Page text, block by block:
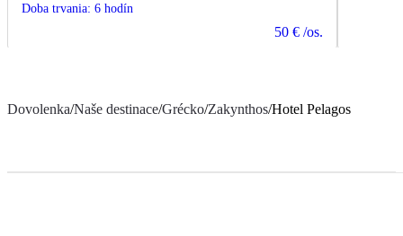
Doba trvania: 6 hodín
50 € /os.
Dovolenka/Naše destinace/Grécko/Zakynthos/Hotel Pelagos